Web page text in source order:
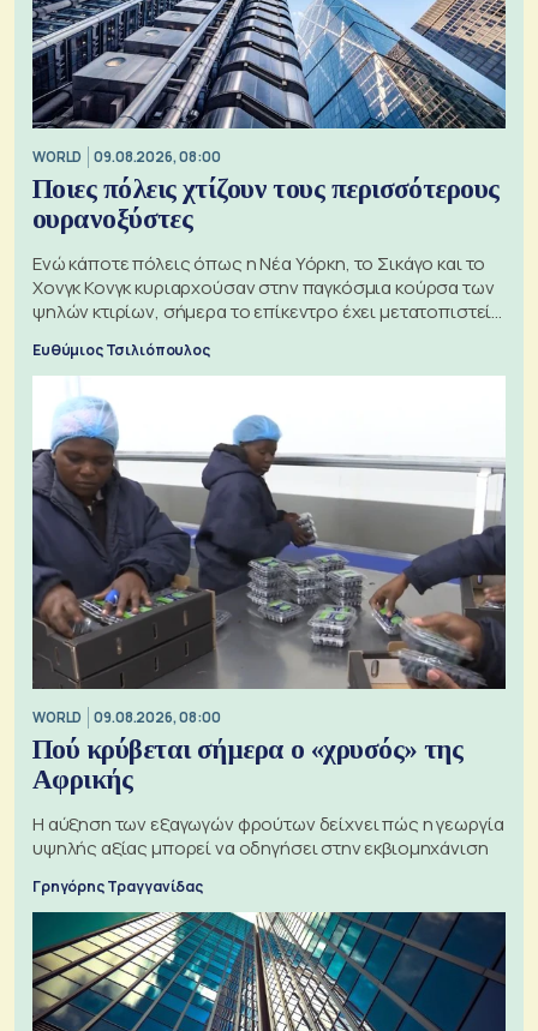
WORLD 09.08.2026, 08:00
Ποιες πόλεις χτίζουν τους περισσότερους
ουρανοξύστες
Ενώ κάποτε πόλεις όπως η Νέα Υόρκη, το Σικάγο και το
Χονγκ Κονγκ κυριαρχούσαν στην παγκόσμια κούρσα των
ψηλών κτιρίων, σήμερα το επίκεντρο έχει μετατοπιστεί
Ευθύμιος Τσιλιόπουλος
WORLD 09.08.2026, 08:00
Πού κρύβεται σήμερα ο «χρυσός» της
Αφρικής
Η αύξηση των εξαγωγών φρούτων δείχνει πώς η γεωργία
υψηλής αξίας μπορεί να οδηγήσει στην εκβιομηχάνιση
Γρηγόρης Τραγγανίδας